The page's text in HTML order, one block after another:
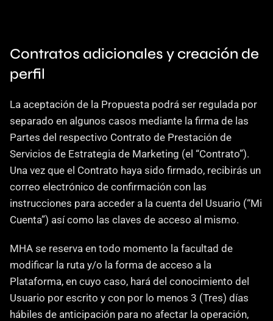
Contratos adicionales y creación de
perfil
La aceptación de la Propuesta podrá ser regulada por
separado en algunos casos mediante la firma de las
Partes del respectivo Contrato de Prestación de
Servicios de Estrategia de Marketing (el “Contrato”).
Una vez que el Contrato haya sido firmado, recibirás un
correo electrónico de confirmación con las
instrucciones para acceder a la cuenta del Usuario (“Mi
Cuenta”) así como las claves de acceso al mismo.
MHA se reserva en todo momento la facultad de
modificar la ruta y/o la forma de acceso a la
Plataforma, en cuyo caso, hará del conocimiento del
Usuario por escrito y con por lo menos 3 (Tres) días
hábiles de anticipación para no afectar la operación,